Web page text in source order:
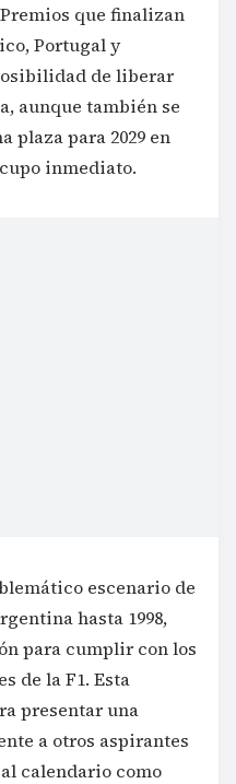
que finalizan
Portugal y
de liberar
aunque también se
plaza para 2029 en
inmediato.
escenario de
hasta 1998,
para cumplir con los
de la F1. Esta
presentar una
a otros aspirantes
calendario como